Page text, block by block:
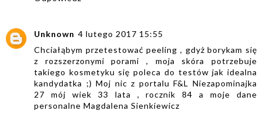
Unknown 4 lutego 2017 15:55
Chciałąbym przetestować peeling , gdyż borykam się
z rozszerzonymi porami , moja skóra potrzebuje
takiego kosmetyku się poleca do testów jak idealna
kandydatka ;) Moj nic z portalu F&L Niezapominajka
27 mój wiek 33 lata , rocznik 84 a moje dane
personalne Magdalena Sienkiewicz